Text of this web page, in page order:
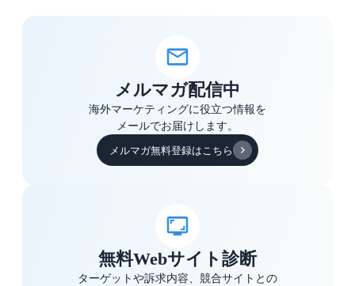
メルマガ配信中
海外マーケティングに役立つ情報を
メールでお届けします。
メルマガ無料登録はこちら
無料Webサイト診断
ターゲットや訴求内容、競合サイトとの